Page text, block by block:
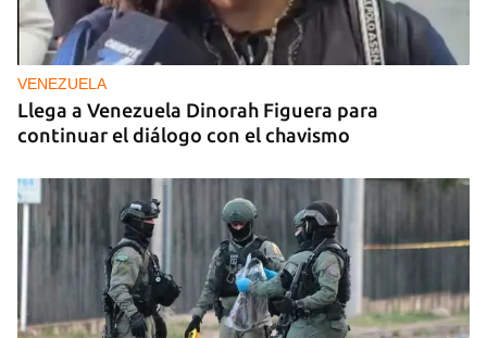
VENEZUELA
Llega a Venezuela Dinorah Figuera para
continuar el diálogo con el chavismo